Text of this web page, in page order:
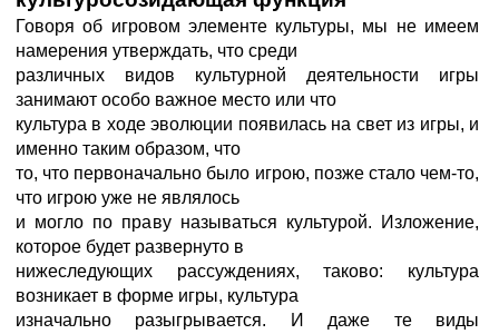
Говоря об игровом элементе культуры, мы не имеем
намерения утверждать, что среди
различных видов культурной деятельности игры
занимают особо важное место или что
культура в ходе эволюции появилась на свет из игры, и
именно таким образом, что
то, что первоначально было игрою, позже стало чем-то,
что игрою уже не являлось
и могло по праву называться культурой. Изложение,
которое будет развернуто в
нижеследующих рассуждениях, таково: культура
возникает в форме игры, культура
изначально разыгрывается. И даже те виды